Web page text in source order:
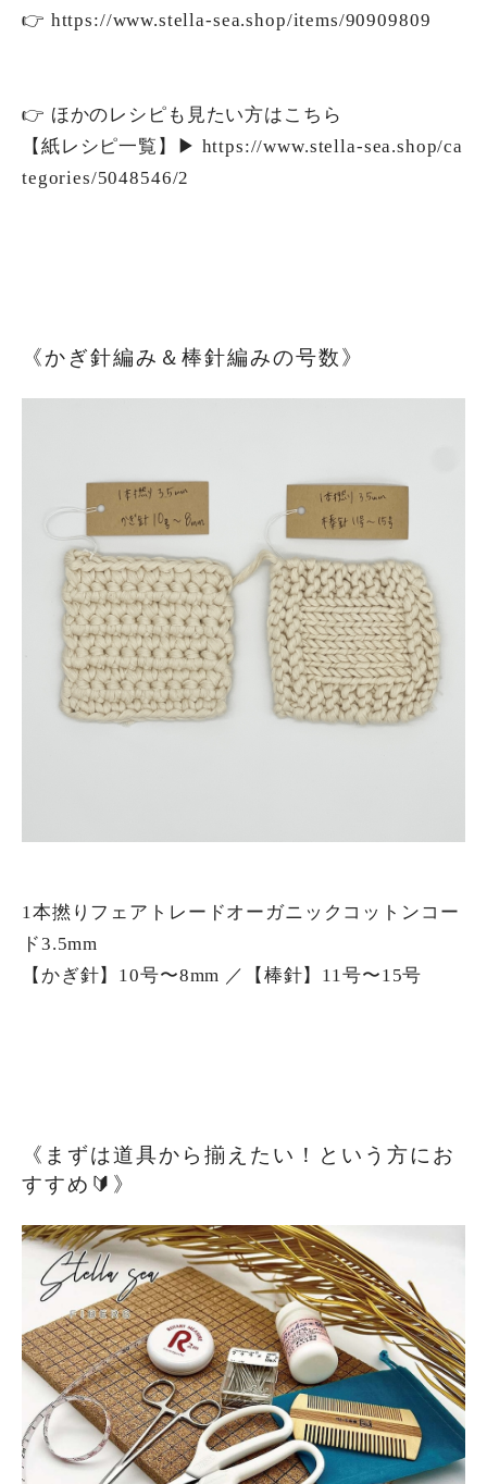
👉 https://www.stella-sea.shop/items/90909809
👉 ほかのレシピも見たい方はこちら
【紙レシピ一覧】▶︎ https://www.stella-sea.shop/ca
tegories/5048546/2
《かぎ針編み＆棒針編みの号数》
1本撚りフェアトレードオーガニックコットンコー
ド3.5mm
【かぎ針】10号〜8mm ／【棒針】11号〜15号
《まずは道具から揃えたい！という方にお
すすめ🔰》